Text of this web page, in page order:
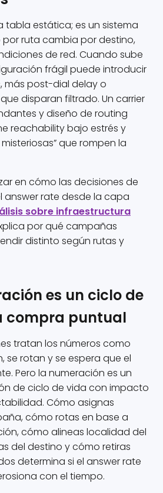
tabla estática; es un sistema
por ruta cambia por destino,
de red. Cuando sube
frágil puede introducir
más post-dial delay o
disparan filtrado. Un carrier
y diseño de routing
reachability bajo estrés y
que rompen la
en cómo las decisiones de
answer rate desde la capa
sobre infraestructura
por qué campañas
distinto según rutas y
es un ciclo de
compra puntual
tratan los números como
se rotan y se espera que el
Pero la numeración es un
de ciclo de vida con impacto
Cómo asignas
cómo rotas en base a
cómo alineas localidad del
del destino y cómo retiras
determina si el answer rate
con el tiempo.